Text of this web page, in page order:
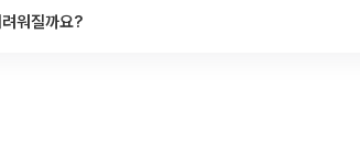
워질까요?